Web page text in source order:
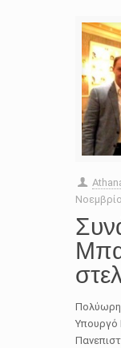
Πολύωρη
Υπουργό